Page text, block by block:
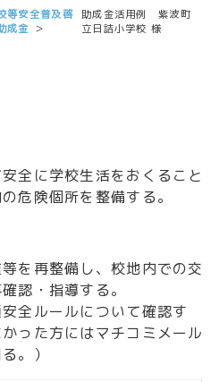
等安全普及啓
成金
助成金活用例 紫波町
立日詰小学校 様
全に学校生活をおくること
危険個所を整備する。
を再整備し、校地内での交
認・指導する。
全ルールについて確認す
った方にはマチコミメール
。）